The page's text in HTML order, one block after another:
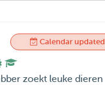
Calendar
zoekt leuke dieren